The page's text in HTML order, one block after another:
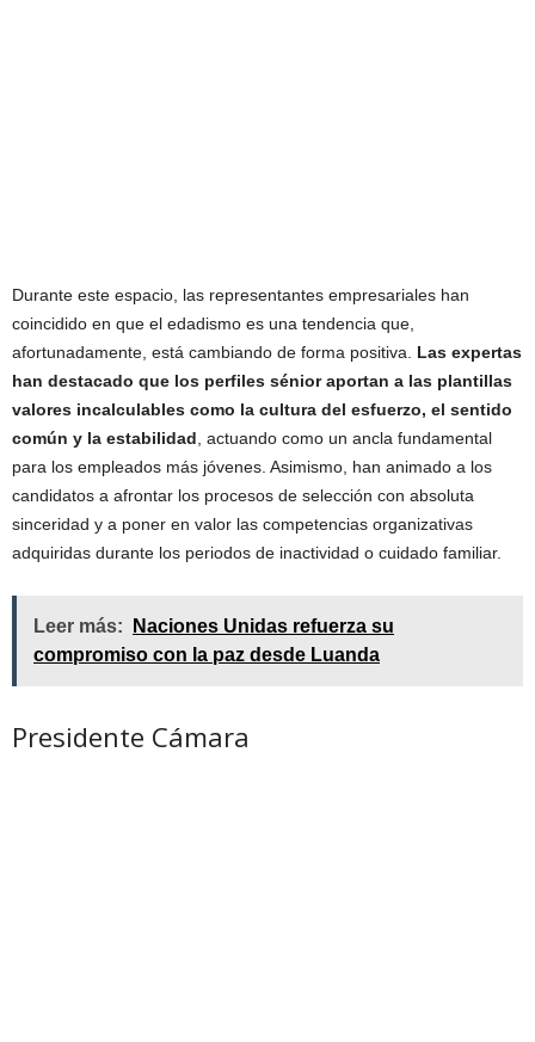
Durante este espacio, las representantes empresariales han
coincidido en que el edadismo es una tendencia que,
afortunadamente, está cambiando de forma positiva. Las expertas
han destacado que los perfiles sénior aportan a las plantillas
valores incalculables como la cultura del esfuerzo, el sentido
común y la estabilidad , actuando como un ancla fundamental
para los empleados más jóvenes. Asimismo, han animado a los
candidatos a afrontar los procesos de selección con absoluta
sinceridad y a poner en valor las competencias organizativas
adquiridas durante los periodos de inactividad o cuidado familiar.
Leer más:
Naciones Unidas refuerza su
compromiso con la paz desde Luanda
Presidente Cámara